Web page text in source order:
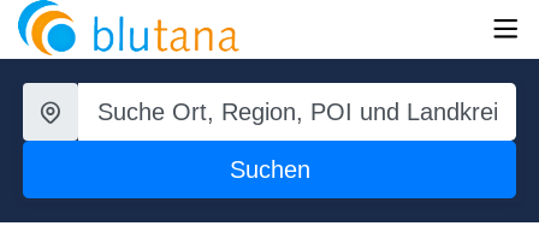
Suchen